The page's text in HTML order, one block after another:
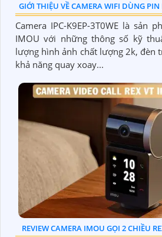
GIỚI THIỆU VỀ CAMERA WIFI DÙNG
Camera IPC-K9EP-3T0WE là sản
IMOU với những thông số kỹ
lượng hình ảnh chất lượng 2k, đèn
khả năng quay xoay...
REVIEW CAMERA IMOU GỌI 2 CHIỀU